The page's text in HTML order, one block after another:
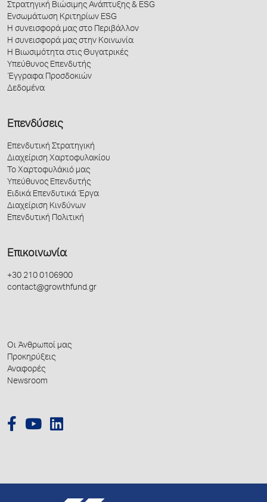
Στρατηγική Βιώσιμης Ανάπτυξης & ESG
Ενσωμάτωση Κριτηρίων ESG
Η συνεισφορά μας στο Περιβάλλον
Η συνεισφορά μας στην Κοινωνία
Η Βιωσιμότητα στις Θυγατρικές
Υπεύθυνος Επενδυτής
Έγγραφα Προσδοκιών
Δεδομένα
Επενδύσεις
Επενδυτική Στρατηγική
Διαχείριση Χαρτοφυλακίου
Το Χαρτοφυλάκιό μας
Υπεύθυνος Επενδυτής
Ειδικά Επενδυτικά Έργα
Διαχείριση Κινδύνων
Επενδυτική Πολιτική
Επικοινωνία
+30 210 0106900
contact@growthfund.gr
Οι Άνθρωποί μας
Προκηρύξεις
Αναφορές
Newsroom